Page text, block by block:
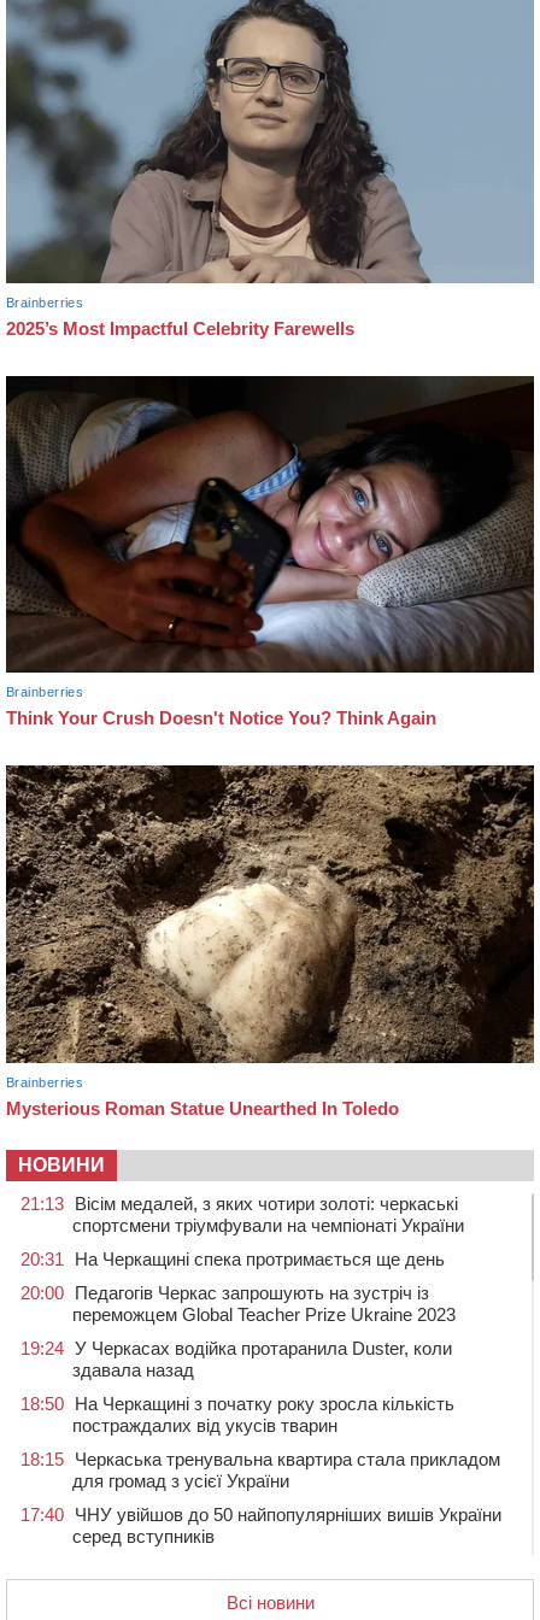
НОВИНИ
21:13 Вісім медалей, з яких чотири золоті: черкаські
спортсмени тріумфували на чемпіонаті України
20:31
На Черкащині спека протримається ще день
20:00 Педагогів Черкас запрошують на зустріч із
переможцем Global Teacher Prize Ukraine 2023
19:24 У Черкасах водійка протаранила Duster, коли
здавала назад
18:50 На Черкащині з початку року зросла кількість
постраждалих від укусів тварин
18:15 Черкаська тренувальна квартира стала прикладом
для громад з усієї України
17:40 ЧНУ увійшов до 50 найпопулярніших вишів України
серед вступників
контейнерний майданчик
Всі новини